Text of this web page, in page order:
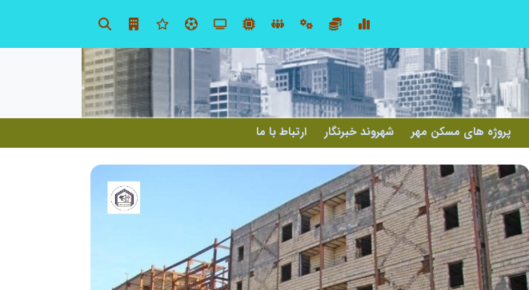
پروژه های مسکن مهر شهروند خبرنگار ارتباط با ما